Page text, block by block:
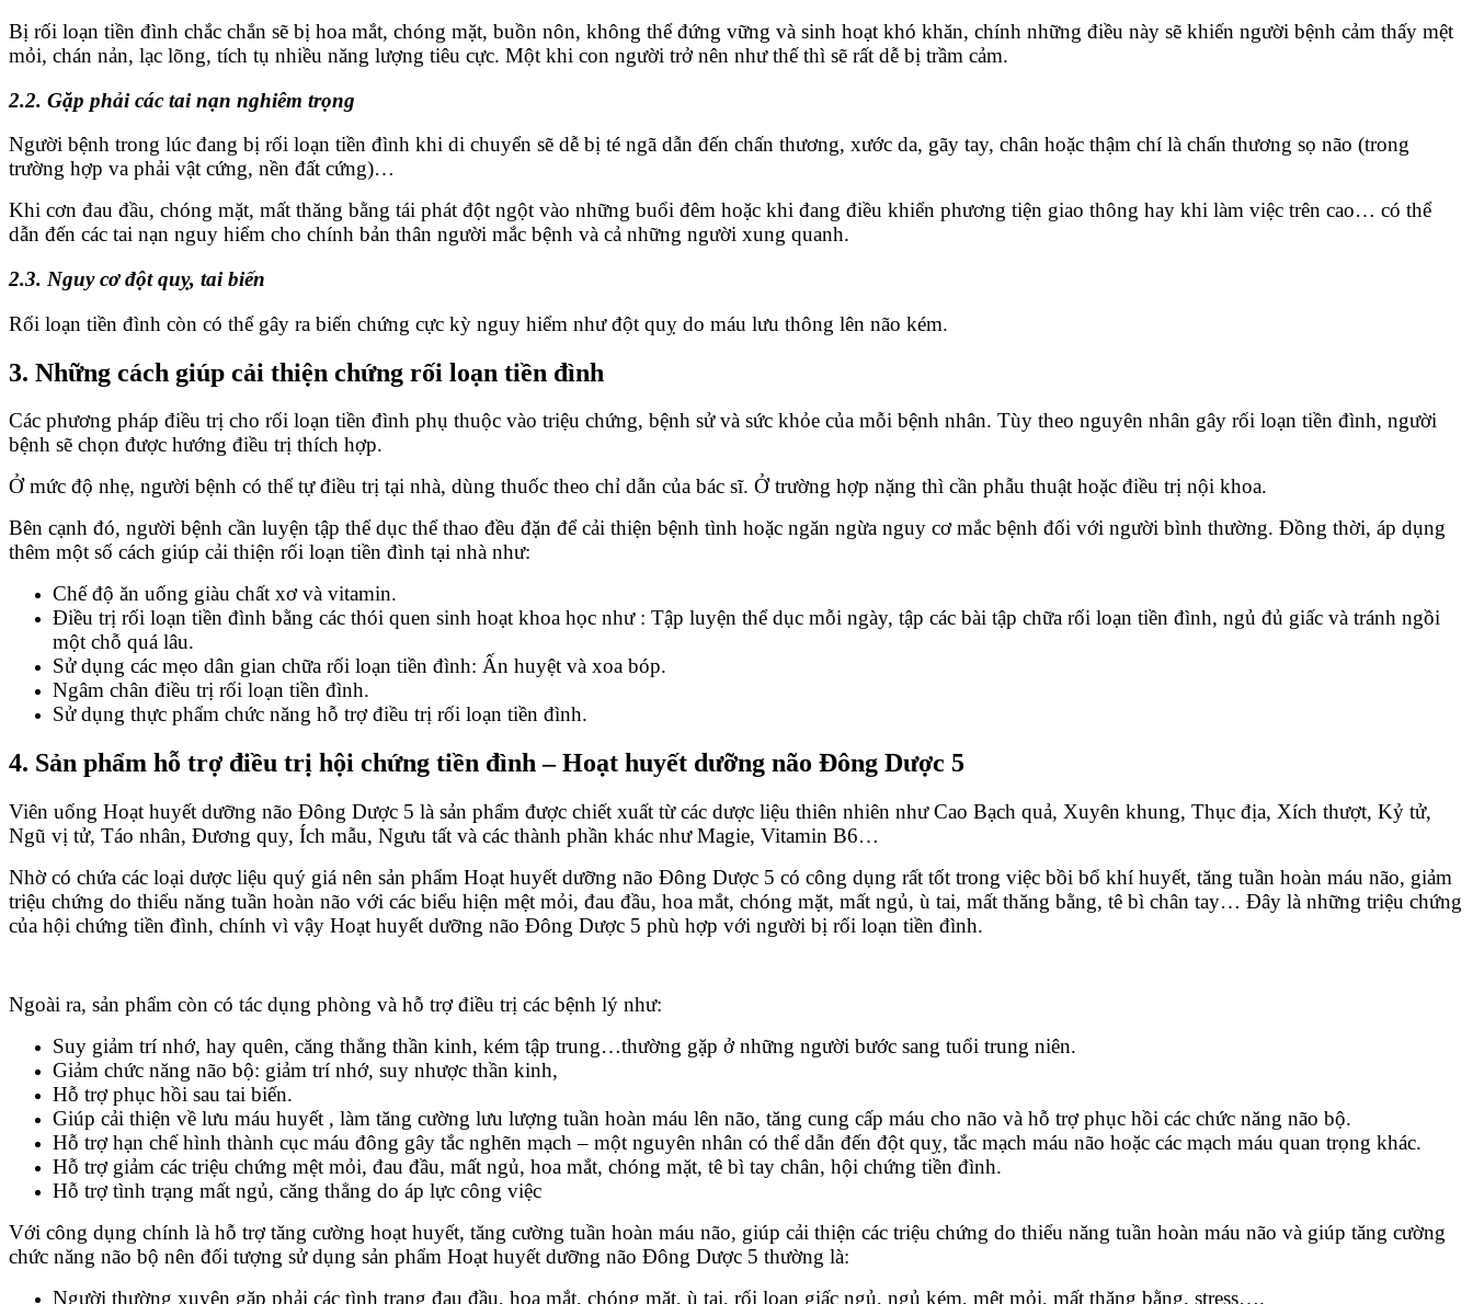
Bị rối loạn tiền đình chắc chắn sẽ bị hoa mắt, chóng mặt, buồn nôn, không thể đứng vững và sinh hoạt khó khăn, chính những điều này sẽ khiến người bệnh cảm thấy mệt
mỏi, chán nản, lạc lõng, tích tụ nhiều năng lượng tiêu cực. Một khi con người trở nên như thế thì sẽ rất dễ bị trầm cảm.
2.2. Gặp phải các tai nạn nghiêm trọng
Người bệnh trong lúc đang bị rối loạn tiền đình khi di chuyển sẽ dễ bị té ngã dẫn đến chấn thương, xước da, gãy tay, chân hoặc thậm chí là chấn thương sọ não (trong
trường hợp va phải vật cứng, nền đất cứng)…
Khi cơn đau đầu, chóng mặt, mất thăng bằng tái phát đột ngột vào những buổi đêm hoặc khi đang điều khiển phương tiện giao thông hay khi làm việc trên cao… có thể
dẫn đến các tai nạn nguy hiểm cho chính bản thân người mắc bệnh và cả những người xung quanh.
2.3. Nguy cơ đột quỵ, tai biến
Rối loạn tiền đình còn có thể gây ra biến chứng cực kỳ nguy hiểm như đột quỵ do máu lưu thông lên não kém.
3. Những cách giúp cải thiện chứng rối loạn tiền đình
Các phương pháp điều trị cho rối loạn tiền đình phụ thuộc vào triệu chứng, bệnh sử và sức khỏe của mỗi bệnh nhân. Tùy theo nguyên nhân gây rối loạn tiền đình, người
bệnh sẽ chọn được hướng điều trị thích hợp.
Ở mức độ nhẹ, người bệnh có thể tự điều trị tại nhà, dùng thuốc theo chỉ dẫn của bác sĩ. Ở trường hợp nặng thì cần phẫu thuật hoặc điều trị nội khoa.
Bên cạnh đó, người bệnh cần luyện tập thể dục thể thao đều đặn để cải thiện bệnh tình hoặc ngăn ngừa nguy cơ mắc bệnh đối với người bình thường. Đồng thời, áp dụng
thêm một số cách giúp cải thiện rối loạn tiền đình tại nhà như:
Chế độ ăn uống giàu chất xơ và vitamin.
Điều trị rối loạn tiền đình bằng các thói quen sinh hoạt khoa học như : Tập luyện thể dục mỗi ngày, tập các bài tập chữa rối loạn tiền đình, ngủ đủ giấc và tránh ngồi
một chỗ quá lâu.
Sử dụng các mẹo dân gian chữa rối loạn tiền đình: Ấn huyệt và xoa bóp.
Ngâm chân điều trị rối loạn tiền đình.
Sử dụng thực phẩm chức năng hỗ trợ điều trị rối loạn tiền đình.
4. Sản phẩm hỗ trợ điều trị hội chứng tiền đình – Hoạt huyết dưỡng não Đông Dược 5
Viên uống Hoạt huyết dưỡng não Đông Dược 5 là sản phẩm được chiết xuất từ ​​các dược liệu thiên nhiên như Cao Bạch quả, Xuyên khung, Thục địa, Xích thượt, Kỷ tử,
Ngũ vị tử, Táo nhân, Đương quy, Ích mẫu, Ngưu tất và các thành phần khác như Magie, Vitamin B6…
Nhờ có chứa các loại dược liệu quý giá nên sản phẩm Hoạt huyết dưỡng não Đông Dược 5 có công dụng rất tốt trong việc bồi bổ khí huyết, tăng tuần hoàn máu não, giảm
triệu chứng do thiểu năng tuần hoàn não với các biểu hiện mệt mỏi, đau đầu, hoa mắt, chóng mặt, mất ngủ, ù tai, mất thăng bằng, tê bì chân tay… Đây là những triệu chứng
của hội chứng tiền đình, chính vì vậy Hoạt huyết dưỡng não Đông Dược 5 phù hợp với người bị rối loạn tiền đình.
Ngoài ra, sản phẩm còn có tác dụng phòng và hỗ trợ điều trị các bệnh lý như:
Suy giảm trí nhớ, hay quên, căng thẳng thần kinh, kém tập trung…thường gặp ở những người bước sang tuổi trung niên.
Giảm chức năng não bộ: giảm trí nhớ, suy nhược thần kinh,
Hỗ trợ phục hồi sau tai biến.
Giúp cải thiện về lưu máu huyết , làm tăng cường lưu lượng tuần hoàn máu lên não, tăng cung cấp máu cho não và hỗ trợ phục hồi các chức năng não bộ.
Hỗ trợ hạn chế hình thành cục máu đông gây tắc nghẽn mạch – một nguyên nhân có thể dẫn đến đột quỵ, tắc mạch máu não hoặc các mạch máu quan trọng khác.
Hỗ trợ giảm các triệu chứng mệt mỏi, đau đầu, mất ngủ, hoa mắt, chóng mặt, tê bì tay chân, hội chứng tiền đình.
Hỗ trợ tình trạng mất ngủ, căng thẳng do áp lực công việc
Với công dụng chính là hỗ trợ tăng cường hoạt huyết, tăng cường tuần hoàn máu não, giúp cải thiện các triệu chứng do thiểu năng tuần hoàn máu não và giúp tăng cường
chức năng não bộ nên đối tượng sử dụng sản phẩm Hoạt huyết dưỡng não Đông Dược 5 thường là:
Người thường xuyên gặp phải các tình trạng đau đầu, hoa mắt, chóng mặt, ù tai, rối loạn giấc ngủ, ngủ kém, mệt mỏi, mất thăng bằng, stress….